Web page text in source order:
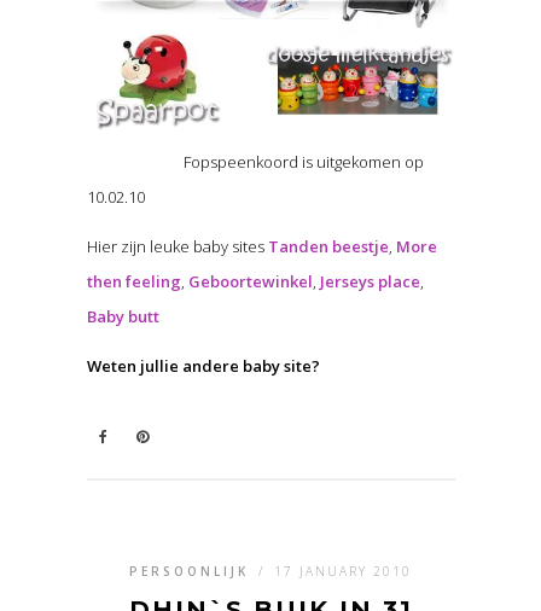
Fopspeenkoord is uitgekomen op
10.02.10
Hier zijn leuke baby sites Tanden beestje, More
then feeling, Geboortewinkel, Jerseys place,
Baby butt
Weten jullie andere baby site?
PERSOONLIJK / 17 JANUARY 2010